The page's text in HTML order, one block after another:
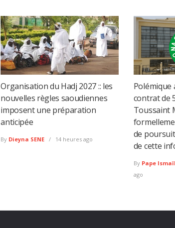
Organisation du Hadj 2027 :: les
nouvelles règles saoudiennes
imposent une préparation
anticipée
By Dieyna SENE 14 heures ago
Polémique
contrat de
Toussaint
de
de cette
By Pape
ago